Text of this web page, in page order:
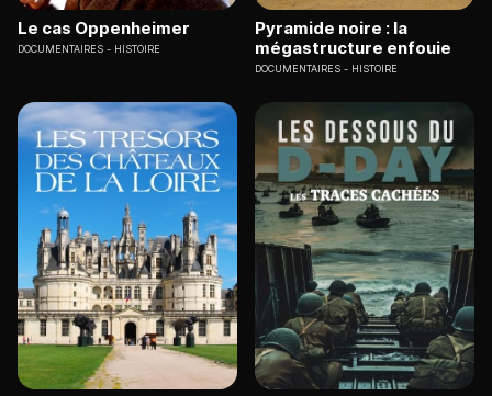
Le cas Oppenheimer
DOCUMENTAIRES HISTOIRE
Pyramide noire : la
mégastructure enfouie
DOCUMENTAIRES HISTOIRE